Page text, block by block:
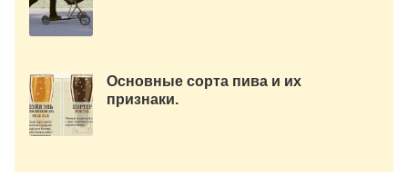
Основные сорта пива и их
признаки.